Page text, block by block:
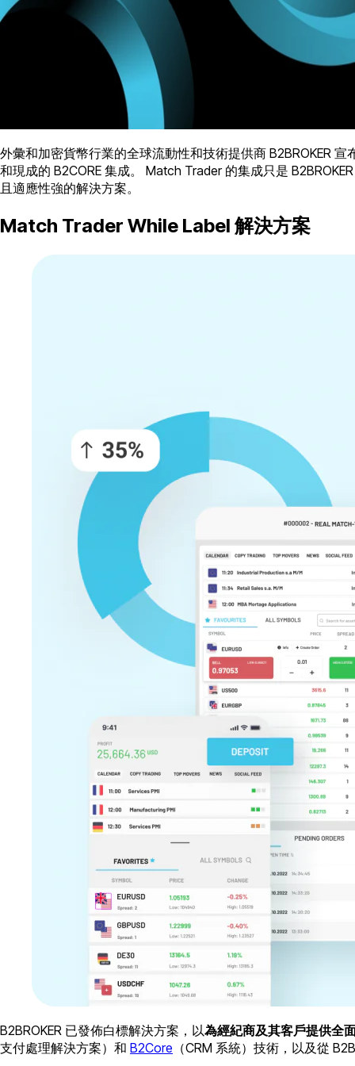
外彙和加密貨幣行業的全球流動性和技術提供商 B2BROKER
和現成的 B2CORE 集成。 Match Trader 的集成只是
且適應性強的解決方案。
Match Trader While Label 解決方案
B2BROKER 已發佈白標解決方案，以為經紀商及其客戶提供全
支付處理解決方案）和 B2Core （CRM 系統）技術，以及從